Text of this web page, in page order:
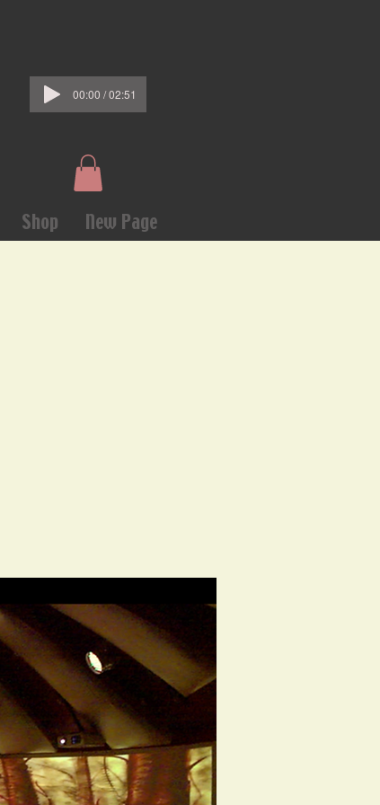
00:00 / 02:51
Shop New Page